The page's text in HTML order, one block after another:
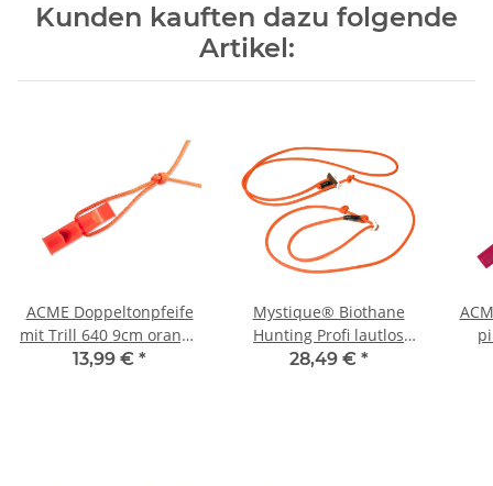
Kunden kauften dazu folgende
Artikel:
ACME Doppeltonpfeife
mit Trill 640 9cm orange
+ Pfeifenband kostenlos
13,99 € *
Mystique® Biothane
Hunting Profi lautlos
Umhängeleine 280cm
28,49 € *